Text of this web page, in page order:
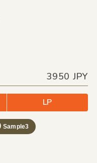
3950 JPY
LP
Sample3